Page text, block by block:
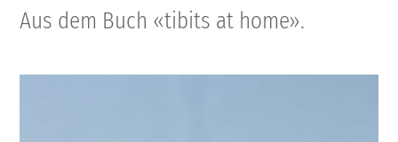
Aus dem Buch «tibits at home».